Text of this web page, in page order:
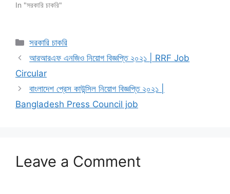
In "সরকারি চাকরি"
Categories
সরকারি চাকরি
আরআরএফ এনজিও নিয়োগ বিজ্ঞপ্তি ২০২১ | RRF Job
Circular
বাংলাদেশ প্রেস কাউন্সিল নিয়োগ বিজ্ঞপ্তি ২০২১ |
Bangladesh Press Council job
Leave a Comment